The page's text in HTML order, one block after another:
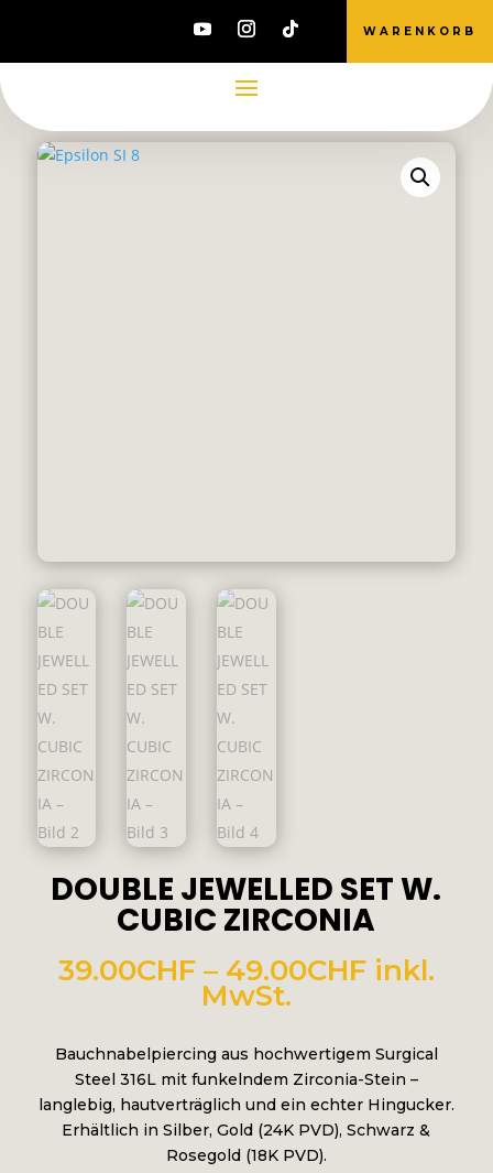
WARENKORB
DOUBLE JEWELLED SET W.
CUBIC ZIRCONIA
39.00CHF – 49.00CHF inkl.
MwSt.
Bauchnabelpiercing aus hochwertigem Surgical
Steel 316L mit funkelndem Zirconia-Stein –
langlebig, hautverträglich und ein echter Hingucker.
Erhältlich in Silber, Gold (24K PVD), Schwarz &
Rosegold (18K PVD).